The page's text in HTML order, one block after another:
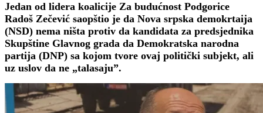
Jedan od lidera koalicije Za budućnost Podgorice
Radoš Zečević saopštio je da Nova srpska demokrtaija
(NSD) nema ništa protiv da kandidata za predsjednika
Skupštine Glavnog grada da Demokratska narodna
partija (DNP) sa kojom tvore ovaj politički subjekt, ali
uz uslov da ne „talasaju”.